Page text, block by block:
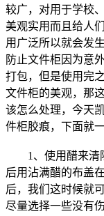
较广，对用于学校
美观实用而且给人
用广泛所以就会发
防止文件柜因为意
打包，但是使用完
文件柜的美观，那
该怎么处理，今天
件柜胶痕，下面就
1、使用醋来清除
后用沾满醋的布盖
后，我们这时候就
尽量选择一些没有